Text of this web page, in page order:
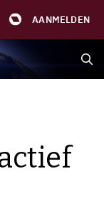
AANMELDEN